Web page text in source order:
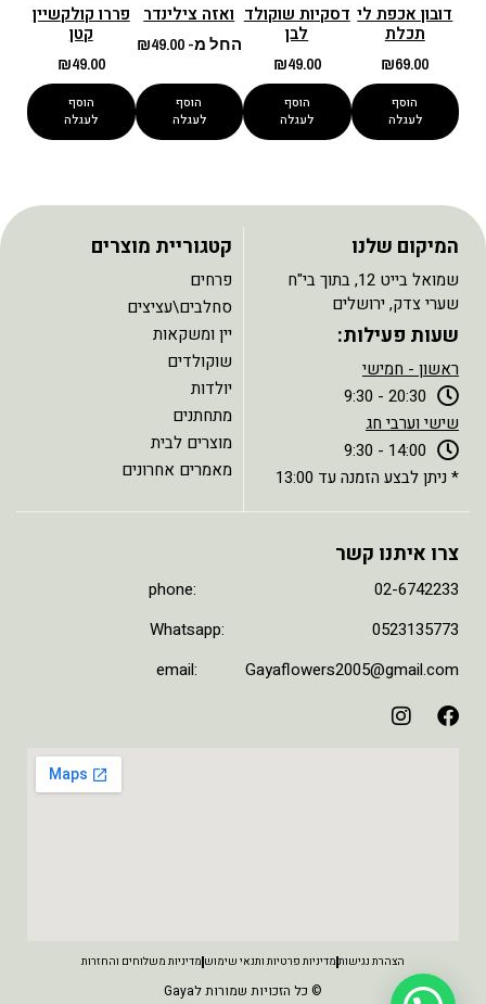
דובון אכפת לי
תכלת
₪69.00
הוסף
לעגלה
דסקיות שוקולד
לבן
₪49.00
הוסף
לעגלה
ואזה צילינדר
החל מ- ₪49.00
הוסף
לעגלה
פררו קולקשיין
קטן
₪49.00
הוסף
לעגלה
המיקום שלנו
שמואל בייט 12, בתוך בי"ח
שערי צדק, ירושלים
שעות פעילות:
ראשון - חמישי
20:30 - 9:30
שישי וערבי חג
14:00 - 9:30
* ניתן לבצע הזמנה עד 13:00
קטגוריית מוצרים
פרחים
סחלבים\עציצים
יין ומשקאות
שוקולדים
יולדות
מתחתנים
מוצרים לבית
מאמרים אחרונים
צרו איתנו קשר
phone: 02-6742233
Whatsapp: 0523135773
email: Gayaflowers2005@gmail.com
הצהרת נגישות מדיניות פרטיות ותנאי שימוש מדיניות משלוחים והחזרות
© כל הזכויות שמורות לGaya